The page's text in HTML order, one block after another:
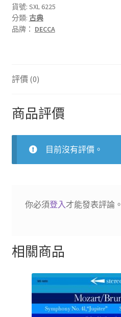
札
特：
第
特)
交
響
曲
貨號: SXL 6225
分類: 古典
品牌： DECCA
評價 (0)
商品評價
目前沒有評價。
你必須登入才能發表評論。
相關商品